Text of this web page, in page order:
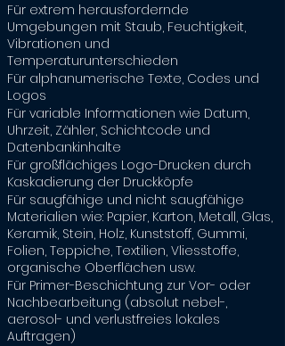
Für extrem herausfordernde
Umgebungen mit Staub, Feuchtigkeit,
Vibrationen und
Temperaturunterschieden
Für alphanumerische Texte, Codes und
Logos
Für variable Informationen wie Datum,
Uhrzeit, Zähler, Schichtcode und
Datenbankinhalte
Für großflächiges Logo-Drucken durch
Kaskadierung der Druckköpfe
Für saugfähige und nicht saugfähige
Materialien wie: Papier, Karton, Metall, Glas,
Keramik, Stein, Holz, Kunststoff, Gummi,
Folien, Teppiche, Textilien, Vliesstoffe,
organische Oberflächen usw.
Für Primer-Beschichtung zur Vor- oder
Nachbearbeitung (absolut nebel-,
aerosol- und verlustfreies lokales
Auftragen)